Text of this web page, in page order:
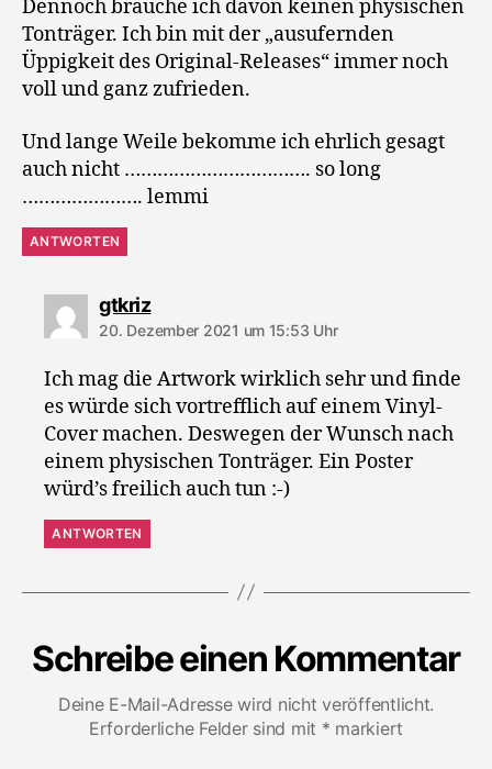
Dennoch brauche ich davon keinen physischen
Tonträger. Ich bin mit der „ausufernden
Üppigkeit des Original-Releases“ immer noch
voll und ganz zufrieden.
Und lange Weile bekomme ich ehrlich gesagt
auch nicht ……………………………. so long
…………………. lemmi
ANTWORTEN
gtkrizsagt:
20. Dezember 2021 um 15:53 Uhr
Ich mag die Artwork wirklich sehr und finde
es würde sich vortrefflich auf einem Vinyl-
Cover machen. Deswegen der Wunsch nach
einem physischen Tonträger. Ein Poster
würd’s freilich auch tun :-)
ANTWORTEN
Schreibe einen Kommentar
Deine E-Mail-Adresse wird nicht veröffentlicht.
Erforderliche Felder sind mit * markiert